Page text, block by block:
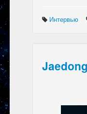
Интервью